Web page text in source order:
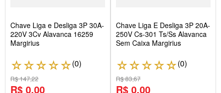
Chave Liga e Desliga 3P 30A-
220V 3Cv Alavanca 16259
Margirius
☆☆☆☆☆(0)
R$ 147,22
R$ 0,00
Chave Liga E Desliga 3P 20A-
250V Cs-301 Ts/Ss Alavanca
Sem Caixa Margirius
☆☆☆☆☆(0)
R$ 83,67
R$ 0,00